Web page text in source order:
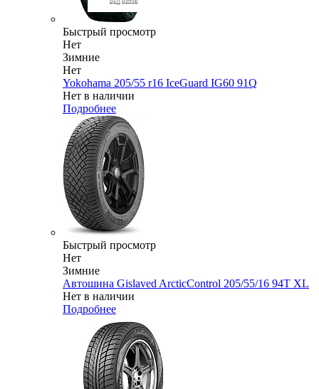
Быстрый просмотр
Нет
Зимние
Нет
Yokohama 205/55 r16 IceGuard IG60 91Q
Нет в наличии
Подробнее
Быстрый просмотр
Нет
Зимние
Автошина Gislaved ArcticControl 205/55/16 94T XL
Нет в наличии
Подробнее